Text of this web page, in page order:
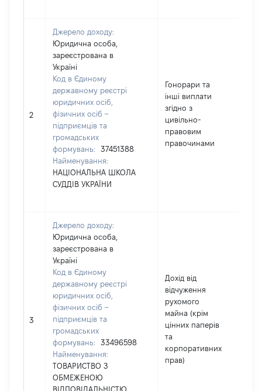
2
Джерело доходу:
Юридична особа,
зареєстрована в
Україні
Код в Єдиному
державному реєстрі
юридичних осіб,
фізичних осіб –
підприємців та
громадських
формувань:
37451388
Найменування:
НАЦІОНАЛЬНА ШКОЛА
СУДДІВ УКРАЇНИ
Гонорари та
інші виплати
згідно з
цивільно-
правовим
правочинами
3
Джерело доходу:
Юридична особа,
зареєстрована в
Україні
Код в Єдиному
державному реєстрі
юридичних осіб,
фізичних осіб –
підприємців та
громадських
формувань:
33496598
Найменування:
ТОВАРИСТВО З
ОБМЕЖЕНОЮ
ВІДПОВІДАЛЬНІСТЮ
Дохід від
відчуження
рухомого
майна (крім
цінних паперів
та
корпоративних
прав)